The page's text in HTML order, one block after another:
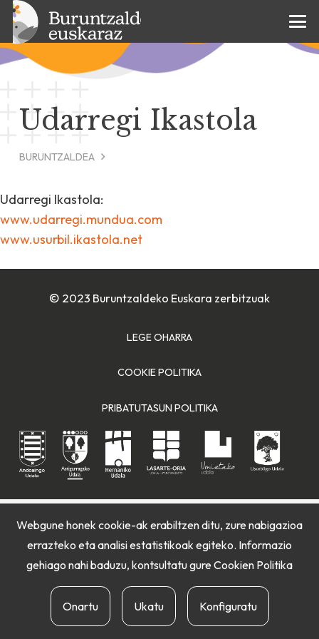
Udarregi Ikastola
BURUNTZALDEA
Udarregi Ikastola:
www.udarregi.mundua.com
www.usurbil.ikastola.net
© 2023 Buruntzaldeko Euskara zerbitzuak
LEGE OHARRA
COOKIE POLITIKA
PRIBATUTASUN POLITIKA
Webgune honek cookie-ak erabiltzen ditu, zure nabigazioa
errazteko eta analisi estatistikoak egiteko. Informazio
gehiago nahi baduzu, kontsultatu gure Cookien Politika
Onartu Ukatu Konfiguratu